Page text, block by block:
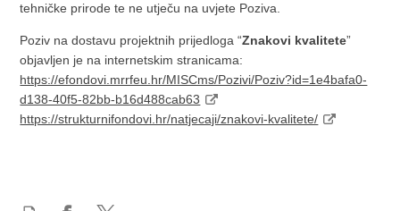
tehničke prirode te ne utječu na uvjete Poziva.
Poziv na dostavu projektnih prijedloga “Znakovi kvalitete”
objavljen je na internetskim stranicama:
https://efondovi.mrrfeu.hr/MISCms/Pozivi/Poziv?id=1e4bafa0-
d138-40f5-82bb-b16d488cab63
https://strukturnifondovi.hr/natjecaji/znakovi-kvalitete/